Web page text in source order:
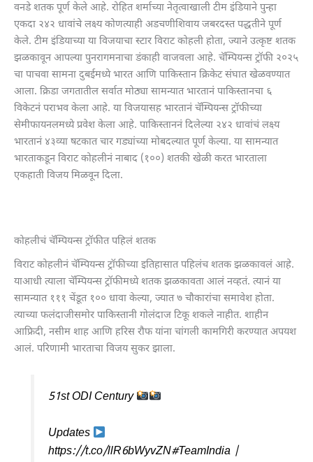
वनडे शतक पूर्ण केले आहे. रोहित शर्माच्या नेतृत्वाखाली टीम इंडियाने पुन्हा
एकदा २४२ धावांचे लक्ष्य कोणत्याही अडचणीशिवाय जबरदस्त पद्धतीने पूर्ण
केले. टीम इंडियाच्या या विजयाचा स्टार विराट कोहली होता, ज्याने उत्कृष्ट शतक
झळकावून आपल्या पुनरागमनाचा डंकाही वाजवला आहे. चॅम्पियन्स ट्रॉफी २०२५
चा पाचवा सामना दुबईमध्ये भारत आणि पाकिस्तान क्रिकेट संघात खेळवण्यात
आला. क्रिडा जगतातील सर्वात मोठ्या सामन्यात भारतानं पाकिस्तानचा ६
विकेटनं पराभव केला आहे. या विजयासह भारतानं चॅम्पियन्स ट्रॉफीच्या
सेमीफायनलमध्ये प्रवेश केला आहे. पाकिस्ताननं दिलेल्या २४२ धावांचं लक्ष्य
भारतानं ४३व्या षटकात चार गड्यांच्या मोबदल्यात पूर्ण केल्या. या सामन्यात
भारताकडून विराट कोहलीनं नाबाद (१००) शतकी खेळी करत भारताला
एकहाती विजय मिळवून दिला.
कोहलीचं चॅम्पियन्स ट्रॉफीत पहिलं शतक
विराट कोहलीनं चॅम्पियन्स ट्रॉफीच्या इतिहासात पहिलंच शतक झळकावलं आहे.
याआधी त्याला चॅम्पियन्स ट्रॉफीमध्ये शतक झळकावता आलं नव्हतं. त्यानं या
सामन्यात १११ चेंडूत १०० धावा केल्या, ज्यात ७ चौकारांचा समावेश होता.
त्याच्या फलंदाजीसमोर पाकिस्तानी गोलंदाज टिकू शकले नाहीत. शाहीन
आफ्रिदी, नसीम शाह आणि हरिस रौफ यांना चांगली कामगिरी करण्यात अपयश
आलं. परिणामी भारताचा विजय सुकर झाला.
51st ODI Century
Updates
https://t.co/llR6bWyvZN#TeamIndia |